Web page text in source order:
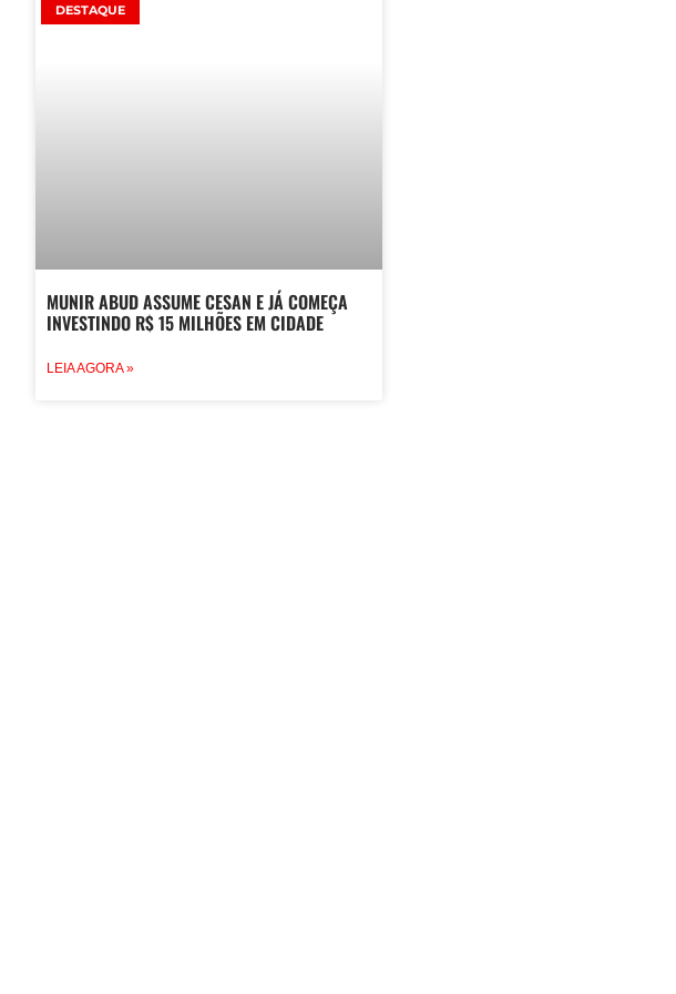
DESTAQUE
MUNIR ABUD ASSUME CESAN E JÁ COMEÇA
INVESTINDO R$ 15 MILHÕES EM CIDADE
LEIA AGORA »